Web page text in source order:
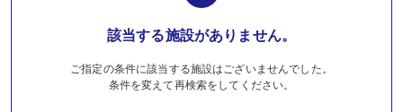
該当する施設がありません。
ご指定の条件に該当する施設はございませんでした。
条件を変えて再検索をしてください。